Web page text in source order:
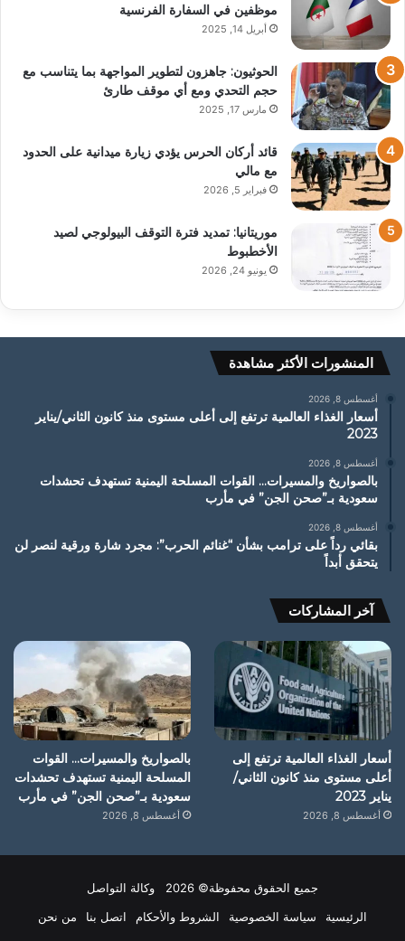
موظفين في السفارة الفرنسية
أبريل 14, 2025
الحوثيون: جاهزون لتطوير المواجهة بما يتناسب مع
حجم التحدي ومع أي موقف طارئ
مارس 17, 2025
قائد أركان الحرس يؤدي زيارة ميدانية على الحدود
مع مالي
فبراير 5, 2026
موريتانيا: تمديد فترة التوقف البيولوجي لصيد
الأخطبوط
يونيو 24, 2026
المنشورات الأكثر مشاهدة
أغسطس 8, 2026
أسعار الغذاء العالمية ترتفع إلى أعلى مستوى منذ كانون الثاني/يناير
2023
أغسطس 8, 2026
بالصواريخ والمسيرات… القوات المسلحة اليمنية تستهدف تحشدات
سعودية بـ”صحن الجن” في مأرب
أغسطس 8, 2026
بقائي رداً على ترامب بشأن “غنائم الحرب”: مجرد شارة ورقية لنصر لن
يتحقق أبداً
آخر المشاركات
أسعار الغذاء العالمية ترتفع إلى
أعلى مستوى منذ كانون الثاني/
يناير 2023
أغسطس 8, 2026
بالصواريخ والمسيرات… القوات
المسلحة اليمنية تستهدف تحشدات
سعودية بـ”صحن الجن” في مأرب
أغسطس 8, 2026
جميع الحقوق محفوظة© 2026 وكالة التواصل
الرئيسية
سياسة الخصوصية الشروط والأحكام اتصل بنا من نحن